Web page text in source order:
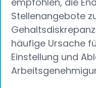
Stellenangebote
häufige Ursache
Einstellung und